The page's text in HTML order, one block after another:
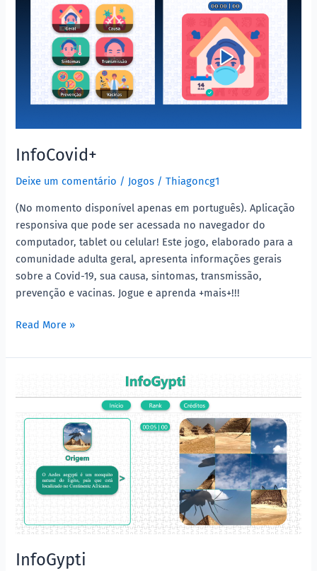
InfoCovid+
Deixe um comentário / Jogos /Thiagoncg1
(No momento disponível apenas em português). Aplicação
responsiva que pode ser acessada no navegador do
computador, tablet ou celular! Este jogo, elaborado para a
comunidade adulta geral, apresenta informações gerais
sobre a Covid-19, sua causa, sintomas, transmissão,
prevenção e vacinas. Jogue e aprenda +mais+!!!
Read More »
InfoGypti